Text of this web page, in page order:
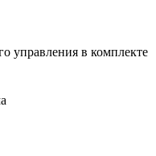
управления в комплекте